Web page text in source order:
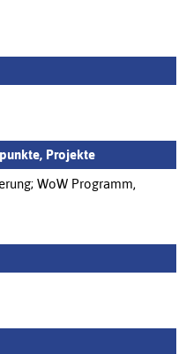
Projekte
WoW Programm,